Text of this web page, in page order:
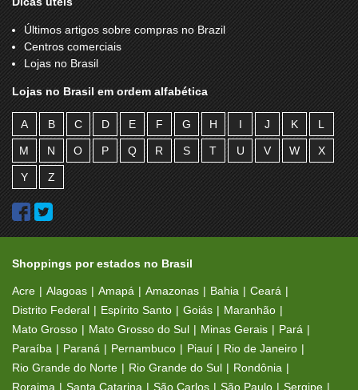
Garbo Gegê Couros
Gendai Giraffas
Grillback Gryfter
Habib's Havaianas
Hera Hering Kids
Hering Store Hugo Deleon
Ibiza Ice Mellow Kibon
Imperio Mineiro Incy Festa
Joias Jeyne Kamarote D' Grife
Karismel Khelf
Kid Stok Kirey Calçados
Últimos artigos sobre compras no Brazil
Centros comerciais
Lojas no Brasil
Lojas no Brasil em ordem alfabética
A B C D E F G H I J K L
M N O P Q R S T U V W X
Y Z
Shoppings por estados no Brasil
Acre Alagoas Amapá Amazonas Bahia
Ceará
Distrito Federal
Espírito Santo Goiás
Maranhão
Mato Grosso
Mato Grosso do Sul Minas Gerais
Pará
Paraíba
Paraná Pernambuco Piauí
Rio de Janeiro
Rio Grande do Norte
Rio Grande do Sul
Rondônia
Roraima
Santa Catarina São Carlos São Paulo Sergipe